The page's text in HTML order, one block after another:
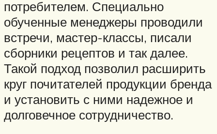
потребителем. Специально
обученные менеджеры проводили
встречи, мастер-классы, писали
сборники рецептов и так далее.
Такой подход позволил расширить
круг почитателей продукции бренда
и установить с ними надежное и
долговечное сотрудничество.